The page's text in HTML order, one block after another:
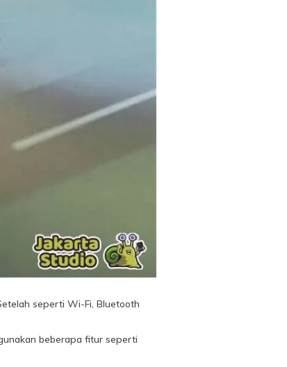
seperti Wi-Fi, Bluetooth
beberapa fitur seperti